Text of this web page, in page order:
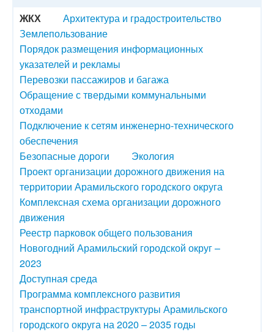
ЖКХ
Архитектура и градостроительство
Землепользование
Порядок размещения информационных
указателей и рекламы
Перевозки пассажиров и багажа
Обращение с твердыми коммунальными
отходами
Подключение к сетям инженерно-технического
обеспечения
Безопасные дороги
Экология
Проект организации дорожного движения на
территории Арамильского городского округа
Комплексная схема организации дорожного
движения
Реестр парковок общего пользования
Новогодний Арамильский городской округ –
2023
Доступная среда
Программа комплексного развития
транспортной инфраструктуры Арамильского
городского округа на 2020 – 2035 годы